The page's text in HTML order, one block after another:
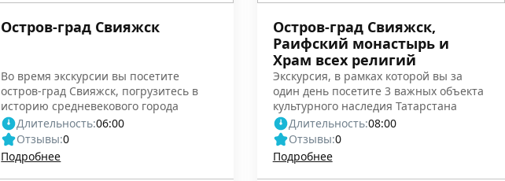
Остров-град Свияжск
Во время экскурсии вы посетите
остров-град Свияжск, погрузитесь в
историю средневекового города
Длительность:06:00
Отзывы:0
Подробнее
Остров-град Свияжск,
Раифский монастырь и
Храм всех религий
Экскурсия, в рамках которой вы за
один день посетите 3 важных объекта
культурного наследия Татарстана
Длительность:08:00
Отзывы:0
Подробнее